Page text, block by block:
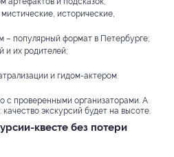
исторические,
– популярный формат в Петербурге;
и их родителей;
и гидом-актером.
с проверенными организаторами. А
экскурсий будет на высоте.
квесте без потери